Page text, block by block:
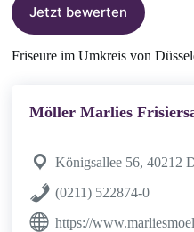
Jetzt bewerten
Friseure im Umkreis von
Möller Marlies
Königsallee 56, 40212
(0211) 522874-0
https://